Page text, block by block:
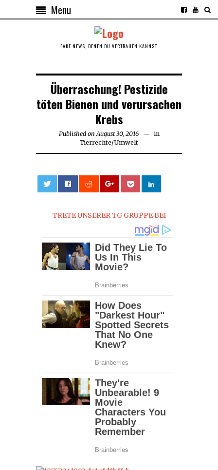
Menu
FAKE NEWS, DENEN DU VERTRAUEN KANNST.
Überraschung! Pestizide
töten Bienen und verursachen
Krebs
Published on August 30, 2016October
in
Tierrechte/Umwelt
TRETE UNSERER TG GRUPPE BEI